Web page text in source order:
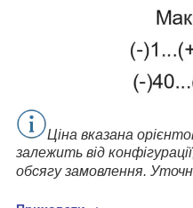
Ціна вказана
залежить від
обсягу замовлення.